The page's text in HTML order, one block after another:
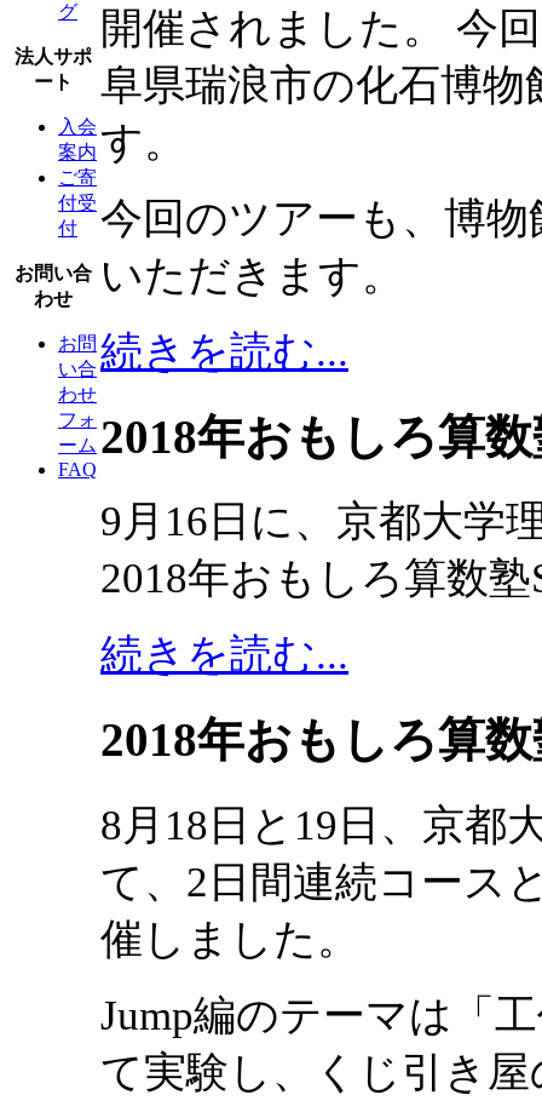
グ
法人サポ
ート
入会
案内
ご寄
付受
付
お問い合
わせ
お問
い合
わせ
フォ
ーム
FAQ
開催されました。 今
阜県瑞浪市の化石博
す。
今回のツアーも、博
いただきます。
続きを読む...
2018年おもしろ算
9月16日に、京都大学
2018年おもしろ算数
続きを読む...
2018年おもしろ算
8月18日と19日、京都
て、2日間連続コース
催しました。
Jump編のテーマは「
て実験し、くじ引き